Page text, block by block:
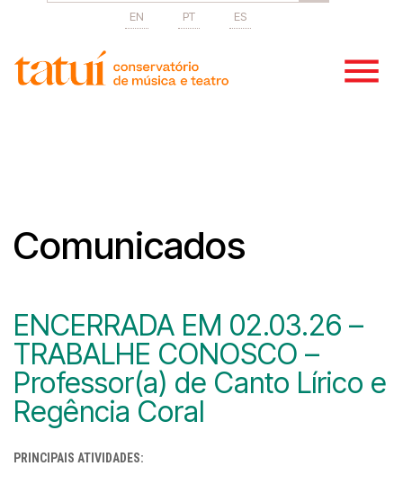
EN PT ES
Comunicados
ENCERRADA EM 02.03.26 –
TRABALHE CONOSCO –
Professor(a) de Canto Lírico e
Regência Coral
PRINCIPAIS ATIVIDADES: